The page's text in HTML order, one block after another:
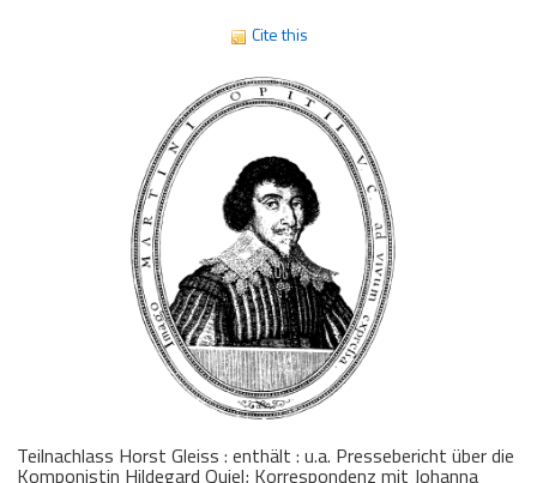
Cite this
Teilnachlass Horst Gleiss : enthält : u.a. Pressebericht über die
Komponistin Hildegard Quiel; Korrespondenz mit Johanna